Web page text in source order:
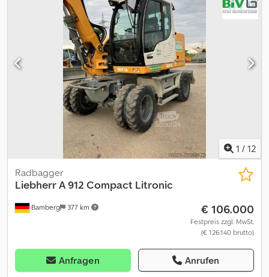
Löffelstiel 2,05 m; Schnellwechsler LIKUFIX 33; Hydraulik für
Hammer, Scheren und Greifer; LED Scheinwerfer; Vorbereitung
Straßenzulassung Deutschland; Inkl. 2x Tieflöffel und 1x
Grabenräumlöffel. Dedpfxszn Iito Acmekr = Weitere
Informationen = Antrieb: Rad Leergewicht: 14.000 kg
Seriennummer: 1838/165295 Lieferbedingungen: EXW
Produktionsland: DE Wenden Sie sich an Frank Beck, um weitere
Informationen zu erhalten.
1 / 12
Bamberg 377 km
Radbagger
LiebherrA 912 Compact Litronic
€ 106.000
Festpreis zzgl. MwSt.
(€ 126.140 brutto)
Anfragen Anrufen